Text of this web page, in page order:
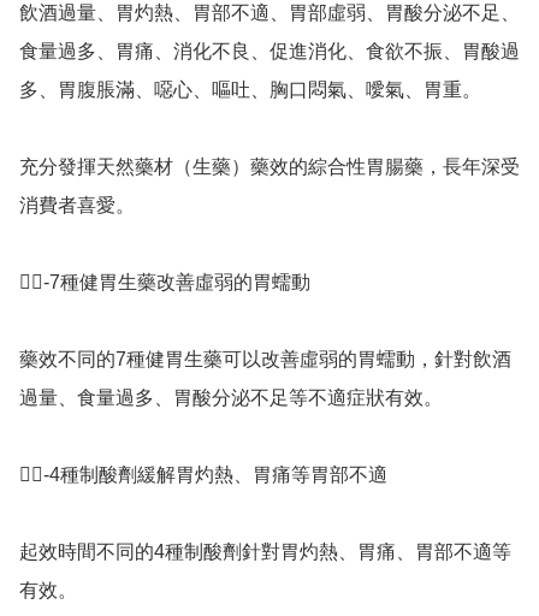
飲酒過量、胃灼熱、胃部不適、胃部虛弱、胃酸分泌不足、
食量過多、胃痛、消化不良、促進消化、食欲不振、胃酸過
多、胃腹脹滿、噁心、嘔吐、胸口悶氣、噯氣、胃重。
充分發揮天然藥材（生藥）藥效的綜合性胃腸藥，長年深受
消費者喜愛。
👉🏻-7種健胃生藥改善虛弱的胃蠕動
藥效不同的7種健胃生藥可以改善虛弱的胃蠕動，針對飲酒
過量、食量過多、胃酸分泌不足等不適症狀有效。
👉🏻-4種制酸劑緩解胃灼熱、胃痛等胃部不適
起效時間不同的4種制酸劑針對胃灼熱、胃痛、胃部不適等
有效。